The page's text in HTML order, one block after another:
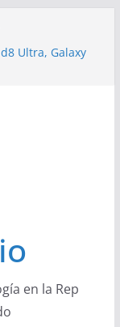
Ultra, Galaxy
que
y la economía
Latina
en la Rep